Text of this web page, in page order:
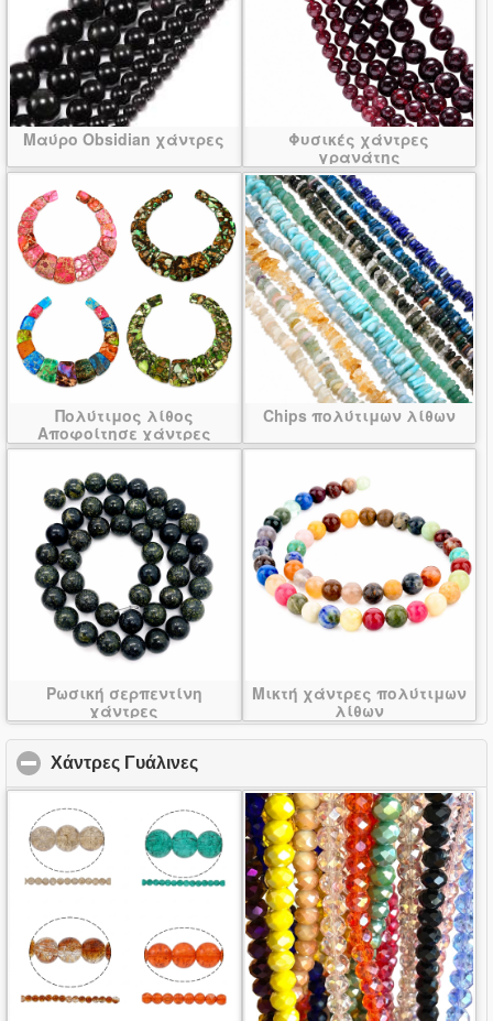
Μαύρο Obsidian χάντρες
Φυσικές χάντρες
γρανάτης
Πολύτιμος λίθος
Αποφοίτησε χάντρες
κρεμαστό κόσμημα
Chips πολύτιμων λίθων
Ρωσική σερπεντίνη
χάντρες
Μικτή χάντρες πολύτιμων
λίθων
Χάντρες Γυάλινες